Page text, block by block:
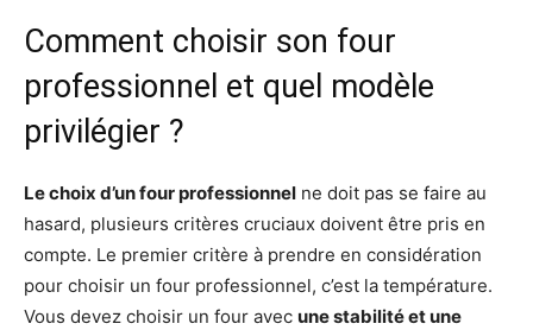
Comment choisir son four
professionnel et quel modèle
privilégier ?
Le choix d’un four professionnel ne doit pas se faire au
hasard, plusieurs critères cruciaux doivent être pris en
compte. Le premier critère à prendre en considération
pour choisir un four professionnel, c’est la température.
Vous devez choisir un four avec une stabilité et une